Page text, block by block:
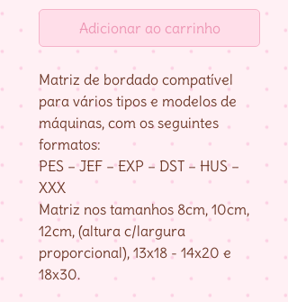
Adicionar ao carrinho
Matriz de bordado compatível
para vários tipos e modelos de
máquinas, com os seguintes
formatos:
PES – JEF – EXP – DST – HUS –
XXX
Matriz nos tamanhos 8cm, 10cm,
12cm, (altura c/largura
proporcional), 13x18 - 14x20 e
18x30.